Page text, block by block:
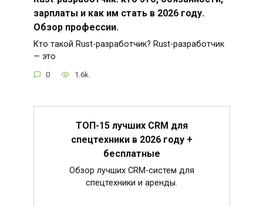
зарплаты и как им стать в 2026 году.
Обзор профессии.
Кто такой Rust-разработчик? Rust-разработчик
— это
0 1.6k.
ТОП-15 лучших CRM для
спецтехники в 2026 году +
бесплатные
Обзор лучших CRM-систем для
спецтехники и аренды.